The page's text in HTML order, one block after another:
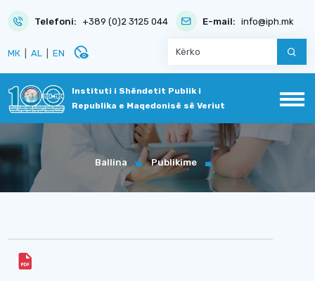
Telefoni: +389 (0)2 3125 044 E-mail: info@iph.mk
МК AL EN disabled_visible
Instituti i Shëndetit Publik i
Republika e Maqedonisë së Veriut
Ballina Publikime